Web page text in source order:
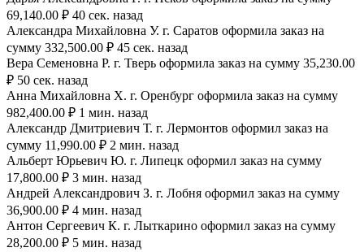
69,140.00 ₽ 40 сек. назад
Александра Михайловна У. г. Саратов оформила заказ на
сумму 332,500.00 ₽ 45 сек. назад
Вера Семеновна Р. г. Тверь оформила заказ на сумму 35,230.00
₽ 50 сек. назад
Анна Михайловна Х. г. Оренбург оформила заказ на сумму
982,400.00 ₽ 1 мин. назад
Александр Дмитриевич Т. г. Лермонтов оформил заказ на
сумму 11,990.00 ₽ 2 мин. назад
Альберт Юрьевич Ю. г. Липецк оформил заказ на сумму
17,800.00 ₽ 3 мин. назад
Андрей Александрович З. г. Лобня оформил заказ на сумму
36,900.00 ₽ 4 мин. назад
Антон Сергеевич К. г. Лыткарино оформил заказ на сумму
28,200.00 ₽ 5 мин. назад